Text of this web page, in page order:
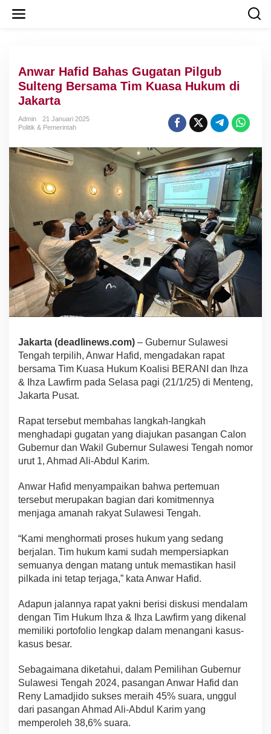
Anwar Hafid Bahas Gugatan Pilgub
Sulteng Bersama Tim Kuasa Hukum di
Jakarta
Admin
21 Januari 2025
Politik & Pemerintah
Jakarta (deadlinews.com) – Gubernur Sulawesi
Tengah terpilih, Anwar Hafid, mengadakan rapat
bersama Tim Kuasa Hukum Koalisi BERANI dan Ihza
& Ihza Lawfirm pada Selasa pagi (21/1/25) di Menteng,
Jakarta Pusat.
Rapat tersebut membahas langkah-langkah
menghadapi gugatan yang diajukan pasangan Calon
Gubernur dan Wakil Gubernur Sulawesi Tengah nomor
urut 1, Ahmad Ali-Abdul Karim.
Anwar Hafid menyampaikan bahwa pertemuan
tersebut merupakan bagian dari komitmennya
menjaga amanah rakyat Sulawesi Tengah.
“Kami menghormati proses hukum yang sedang
berjalan. Tim hukum kami sudah mempersiapkan
semuanya dengan matang untuk memastikan hasil
pilkada ini tetap terjaga,” kata Anwar Hafid.
Adapun jalannya rapat yakni berisi diskusi mendalam
dengan Tim Hukum Ihza & Ihza Lawfirm yang dikenal
memiliki portofolio lengkap dalam menangani kasus-
kasus besar.
Sebagaimana diketahui, dalam Pemilihan Gubernur
Sulawesi Tengah 2024, pasangan Anwar Hafid dan
Reny Lamadjido sukses meraih 45% suara, unggul
dari pasangan Ahmad Ali-Abdul Karim yang
memperoleh 38,6% suara.